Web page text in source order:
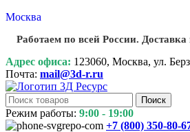
Москва
Работаем по всей России.
Адрес офиса: 123060, Москва, ул.
Почта: mail@3d-r.ru
Поиск
Режим работы: 9:00 - 19:00
+7 (800) 350-80-